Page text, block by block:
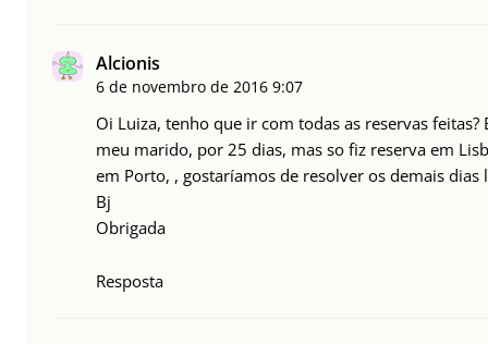
Alcionis
6 de novembro de 2016 9:07
Oi Luiza, tenho que ir com todas as reservas feitas?
meu marido, por 25 dias, mas so fiz reserva em
em Porto, , gostaríamos de resolver os demais dias
Bj
Obrigada
Resposta